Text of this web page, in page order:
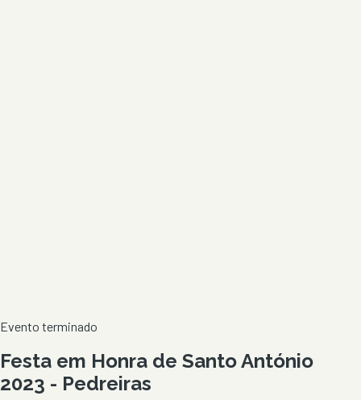
Evento terminado
Festa em Honra de Santo António
2023 - Pedreiras